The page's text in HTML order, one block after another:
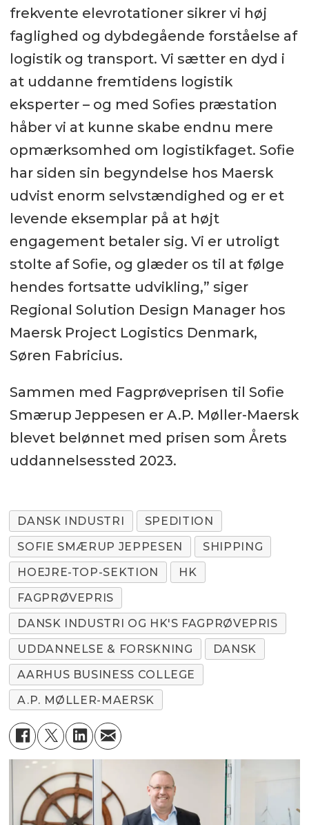
frekvente elevrotationer sikrer vi høj
faglighed og dybdegående forståelse af
logistik og transport. Vi sætter en dyd i
at uddanne fremtidens logistik
eksperter – og med Sofies præstation
håber vi at kunne skabe endnu mere
opmærksomhed om logistikfaget. Sofie
har siden sin begyndelse hos Maersk
udvist enorm selvstændighed og er et
levende eksemplar på at højt
engagement betaler sig. Vi er utroligt
stolte af Sofie, og glæder os til at følge
hendes fortsatte udvikling,” siger
Regional Solution Design Manager hos
Maersk Project Logistics Denmark,
Søren Fabricius.
Sammen med Fagprøveprisen til Sofie
Smærup Jeppesen er A.P. Møller-Maersk
blevet belønnet med prisen som Årets
uddannelsessted 2023.
DANSK INDUSTRI
SPEDITION
SOFIE SMÆRUP JEPPESEN
SHIPPING
HOEJRE-TOP-SEKTION
HK
FAGPRØVEPRIS
DANSK INDUSTRI OG HK'S FAGPRØVEPRIS
UDDANNELSE & FORSKNING
DANSK
AARHUS BUSINESS COLLEGE
A.P. MØLLER-MAERSK